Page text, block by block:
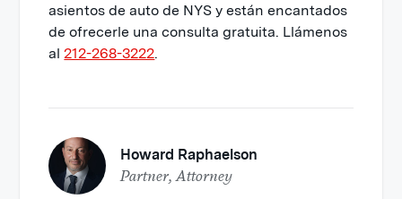
asientos de auto de NYS y están encantados
de ofrecerle una consulta gratuita. Llámenos
al212-268-3222.
Howard Raphaelson
Partner, Attorney